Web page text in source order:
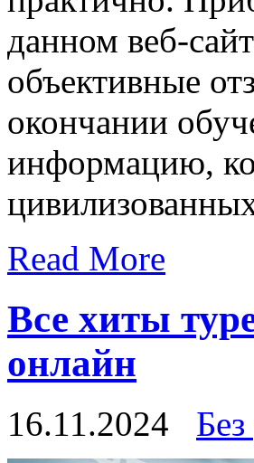
данном веб-
объективные
окончании
информацию,
Read More
Все хиты
онлайн
16.11.2024